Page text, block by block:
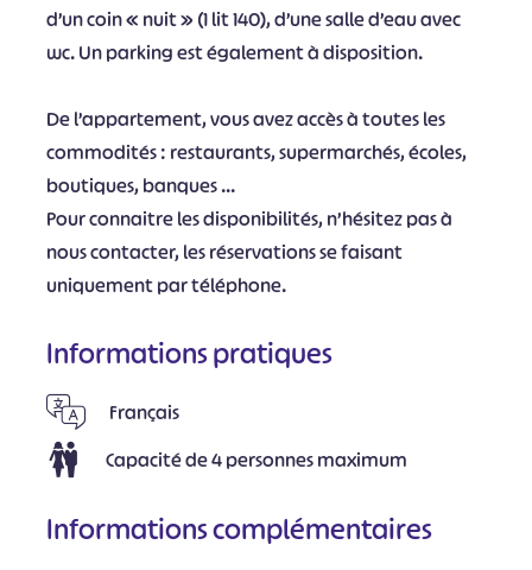
d’un coin « nuit » (1 lit 140), d’une salle d’eau avec
wc. Un parking est également à disposition.
De l’appartement, vous avez accès à toutes les
commodités : restaurants, supermarchés, écoles,
boutiques, banques …
Pour connaitre les disponibilités, n’hésitez pas à
nous contacter, les réservations se faisant
uniquement par téléphone.
Informations pratiques
Français
Capacité de 4 personnes maximum
Informations complémentaires